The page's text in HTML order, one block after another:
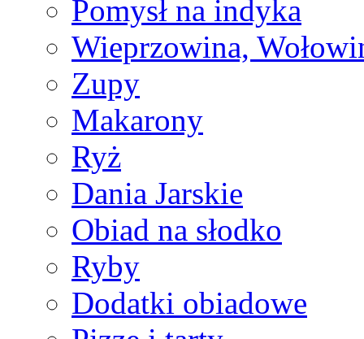
Pomysł na indyka
Wieprzowina,
Zupy
Makarony
Ryż
Dania Jarskie
Obiad na słodko
Ryby
Dodatki obiadowe